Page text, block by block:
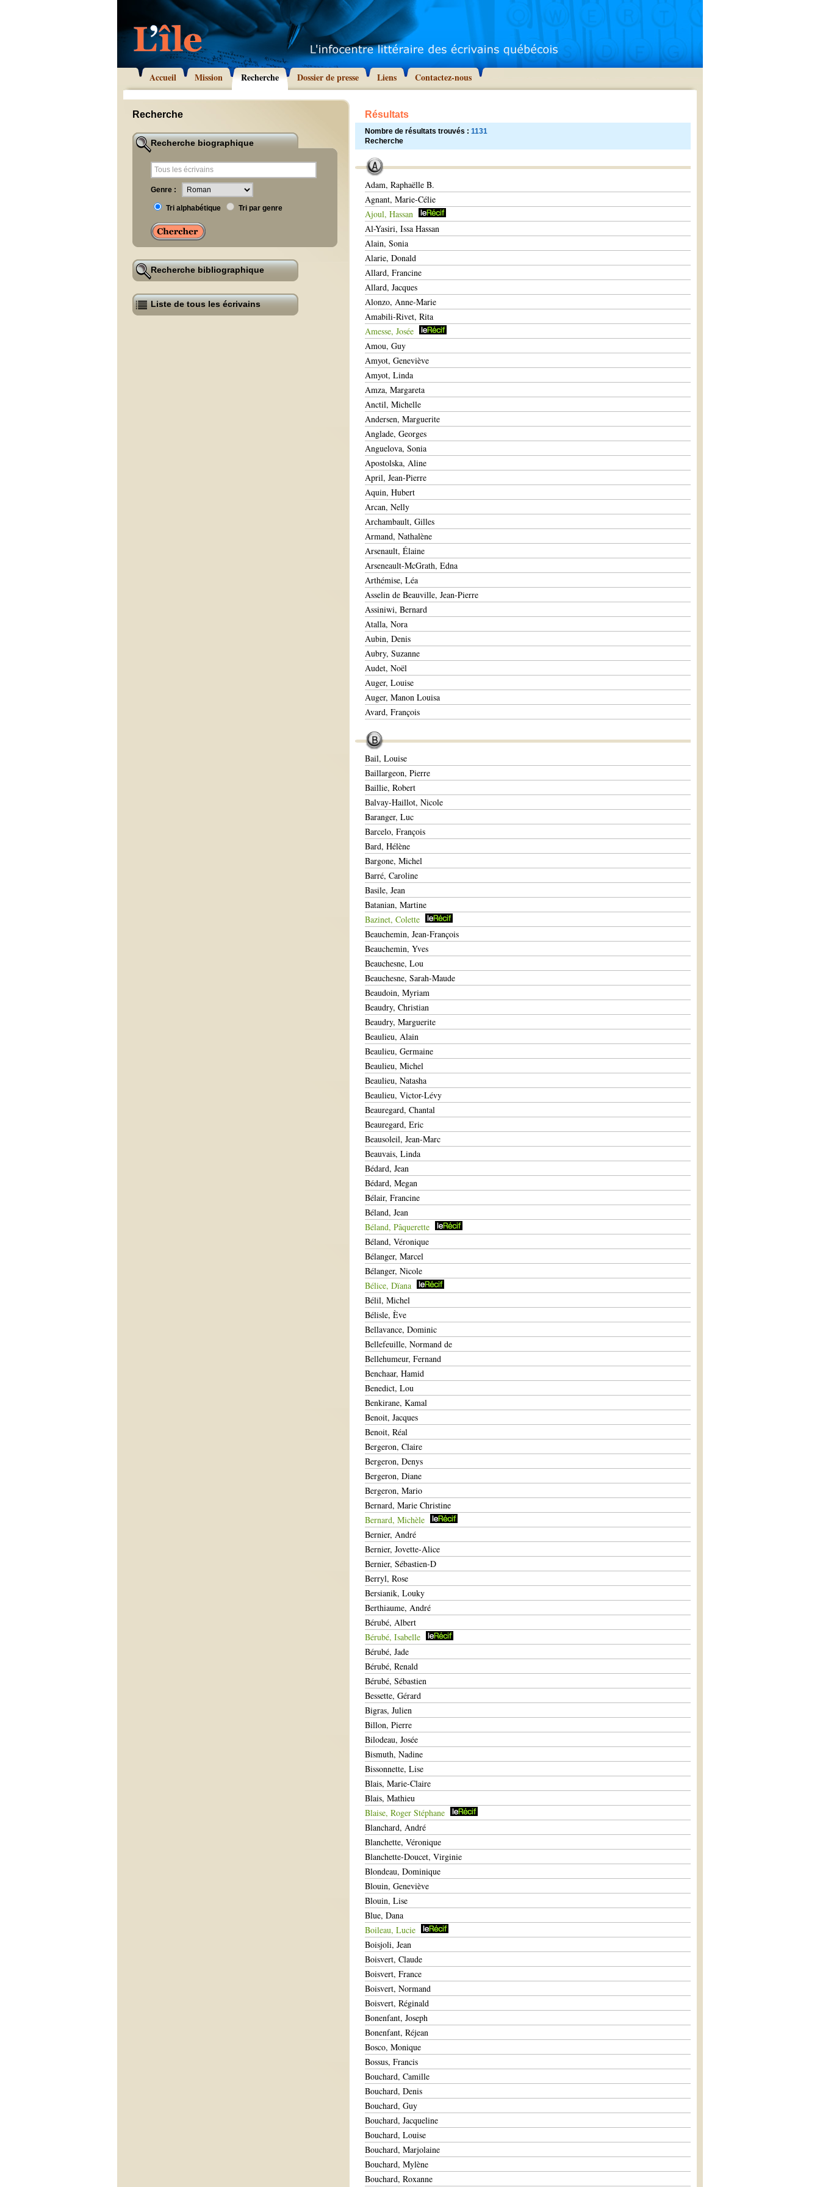
Accueil Mission Recherche Dossier de presse Liens Contactez-nous
Recherche
Recherche biographique
Genre :
Tri alphabétique Tri par genre
Recherche bibliographique
Liste de tous les écrivains
Résultats
Nombre de résultats trouvés : 1131
Recherche
Adam, Raphaëlle B.
Agnant, Marie-Célie
Ajoul, Hassan
Al-Yasiri, Issa Hassan
Alain, Sonia
Alarie, Donald
Allard, Francine
Allard, Jacques
Alonzo, Anne-Marie
Amabili-Rivet, Rita
Amesse, Josée
Amou, Guy
Amyot, Geneviève
Amyot, Linda
Amza, Margareta
Anctil, Michelle
Andersen, Marguerite
Anglade, Georges
Anguelova, Sonia
Apostolska, Aline
April, Jean-Pierre
Aquin, Hubert
Arcan, Nelly
Archambault, Gilles
Armand, Nathalène
Arsenault, Élaine
Arseneault-McGrath, Edna
Arthémise, Léa
Asselin de Beauville, Jean-Pierre
Assiniwi, Bernard
Atalla, Nora
Aubin, Denis
Aubry, Suzanne
Audet, Noël
Auger, Louise
Auger, Manon Louisa
Avard, François
Bail, Louise
Baillargeon, Pierre
Baillie, Robert
Balvay-Haillot, Nicole
Baranger, Luc
Barcelo, François
Bard, Hélène
Bargone, Michel
Barré, Caroline
Basile, Jean
Batanian, Martine
Bazinet, Colette
Beauchemin, Jean-François
Beauchemin, Yves
Beauchesne, Lou
Beauchesne, Sarah-Maude
Beaudoin, Myriam
Beaudry, Christian
Beaudry, Marguerite
Beaulieu, Alain
Beaulieu, Germaine
Beaulieu, Michel
Beaulieu, Natasha
Beaulieu, Victor-Lévy
Beauregard, Chantal
Beauregard, Eric
Beausoleil, Jean-Marc
Beauvais, Linda
Bédard, Jean
Bédard, Megan
Bélair, Francine
Béland, Jean
Béland, Pâquerette
Béland, Véronique
Bélanger, Marcel
Bélanger, Nicole
Bélice, Dïana
Bélil, Michel
Bélisle, Ève
Bellavance, Dominic
Bellefeuille, Normand de
Bellehumeur, Fernand
Benchaar, Hamid
Benedict, Lou
Benkirane, Kamal
Benoit, Jacques
Benoit, Réal
Bergeron, Claire
Bergeron, Denys
Bergeron, Diane
Bergeron, Mario
Bernard, Marie Christine
Bernard, Michèle
Bernier, André
Bernier, Jovette-Alice
Bernier, Sébastien-D
Berryl, Rose
Bersianik, Louky
Berthiaume, André
Bérubé, Albert
Bérubé, Isabelle
Bérubé, Jade
Bérubé, Renald
Bérubé, Sébastien
Bessette, Gérard
Bigras, Julien
Billon, Pierre
Bilodeau, Josée
Bismuth, Nadine
Bissonnette, Lise
Blais, Marie-Claire
Blais, Mathieu
Blaise, Roger Stéphane
Blanchard, André
Blanchette, Véronique
Blanchette-Doucet, Virginie
Blondeau, Dominique
Blouin, Geneviève
Blouin, Lise
Blue, Dana
Boileau, Lucie
Boisjoli, Jean
Boisvert, Claude
Boisvert, France
Boisvert, Normand
Boisvert, Réginald
Bonenfant, Joseph
Bonenfant, Réjean
Bosco, Monique
Bossus, Francis
Bouchard, Camille
Bouchard, Denis
Bouchard, Guy
Bouchard, Jacqueline
Bouchard, Louise
Bouchard, Marjolaine
Bouchard, Mylène
Bouchard, Roxanne